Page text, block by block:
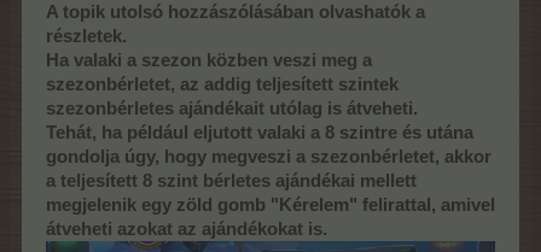
A topik utolsó hozzászólásában olvashatók a
részletek.
Ha valaki a szezon közben veszi meg a
szezonbérletet, az addig teljesített szintek
szezonbérletes ajándékait utólag is átveheti.
Tehát, ha például eljutott valaki a 8 szintre és utána
gondolja úgy, hogy megveszi a szezonbérletet, akkor
a teljesített 8 szint bérletes ajándékai mellett
megjelenik egy zöld gomb "Kérelem" felirattal, amivel
átveheti azokat az ajándékokat is.